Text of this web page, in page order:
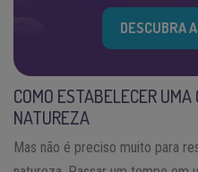
DESCUBRA
COMO ESTABELECER UMA
NATUREZA
Mas não é preciso muito para